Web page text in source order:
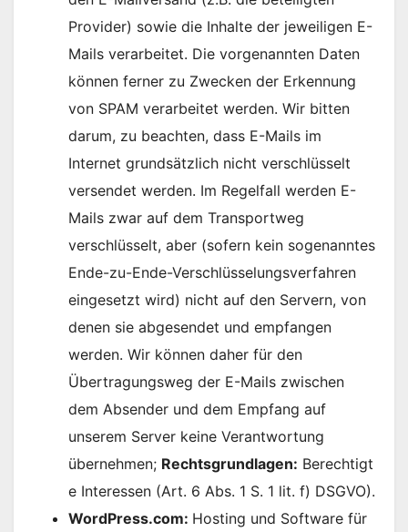
Provider) sowie die Inhalte der jeweiligen E-
Mails verarbeitet. Die vorgenannten Daten
können ferner zu Zwecken der Erkennung
von SPAM verarbeitet werden. Wir bitten
darum, zu beachten, dass E-Mails im
Internet grundsätzlich nicht verschlüsselt
versendet werden. Im Regelfall werden E-
Mails zwar auf dem Transportweg
verschlüsselt, aber (sofern kein sogenanntes
Ende-zu-Ende-Verschlüsselungsverfahren
eingesetzt wird) nicht auf den Servern, von
denen sie abgesendet und empfangen
werden. Wir können daher für den
Übertragungsweg der E-Mails zwischen
dem Absender und dem Empfang auf
unserem Server keine Verantwortung
übernehmen; Rechtsgrundlagen: Berechtigt
e Interessen (Art. 6 Abs. 1 S. 1 lit. f) DSGVO).
WordPress.com: Hosting und Software für